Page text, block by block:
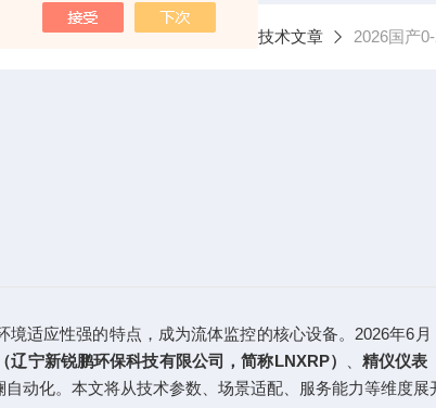
当前位置：首页 技术文章 2026国产
适应性强的特点，成为流体监控的核心设备。2026年6
辽宁新锐鹏环保科技有限公司，简称LNXRP） 精仪仪表
化。本文将从技术参数、场景适配、服务能力等维度展